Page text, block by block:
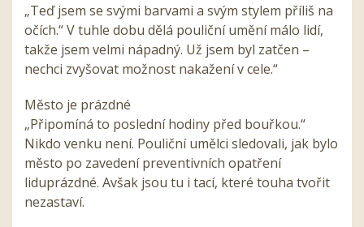
„Teď jsem se svými barvami a svým stylem příliš na
očích.“ V tuhle dobu dělá pouliční umění málo lidí,
takže jsem velmi nápadný. Už jsem byl zatčen –
nechci zvyšovat možnost nakažení v cele.“
Město je prázdné
„Připomíná to poslední hodiny před bouřkou.“
Nikdo venku není. Pouliční umělci sledovali, jak bylo
město po zavedení preventivních opatření
liduprázdné. Avšak jsou tu i tací, které touha tvořit
nezastaví.